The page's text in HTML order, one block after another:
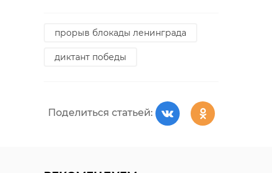
прорыв блокады ленинграда
диктант победы
Поделиться статьей: